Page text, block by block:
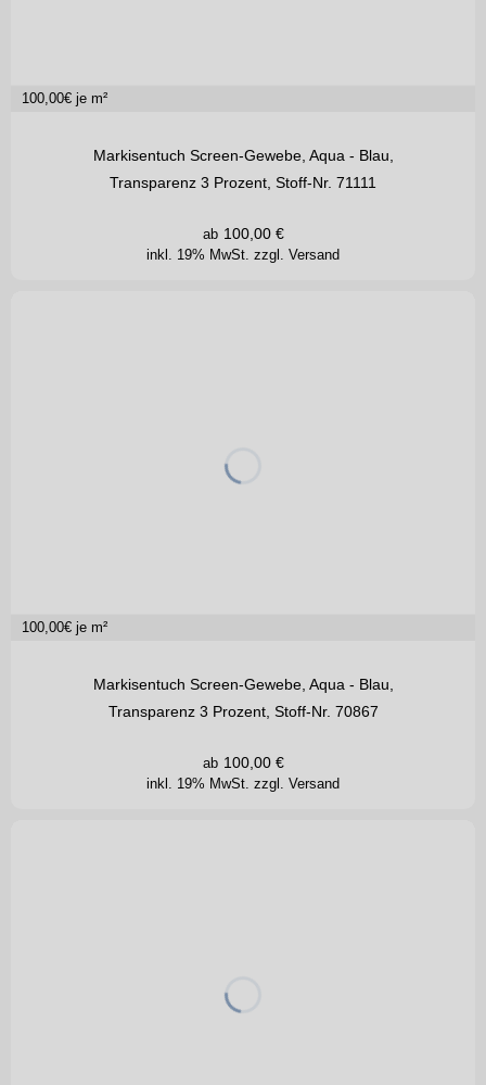
100,00€ je m²
Markisentuch Screen-Gewebe, Aqua - Blau,
Transparenz 3 Prozent, Stoff-Nr. 71111
inkl. 19% MwSt. zzgl. Versand
ab 100,00€
100,00€ je m²
Markisentuch Screen-Gewebe, Aqua - Blau,
Transparenz 3 Prozent, Stoff-Nr. 70867
inkl. 19% MwSt. zzgl. Versand
ab 100,00€